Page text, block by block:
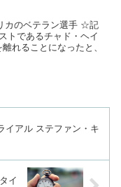
カのベテラン選手 ☆記
トであるチャド・ヘイ
れることになったと、
イアル ステファン・キ
イ